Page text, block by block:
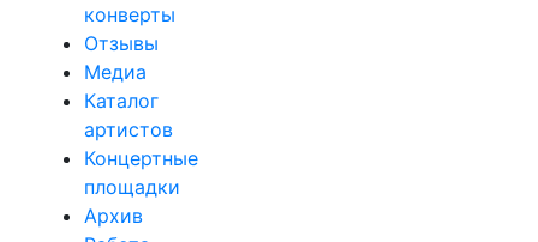
конверты
Отзывы
Медиа
Каталог
артистов
Концертные
площадки
Архив